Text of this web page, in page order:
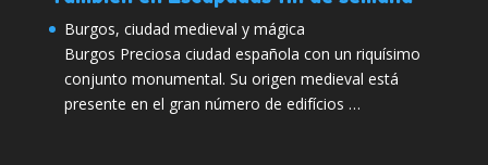
Burgos, ciudad medieval y mágica
Burgos Preciosa ciudad española con un riquísimo
conjunto monumental. Su origen medieval está
presente en el gran número de edifícios …